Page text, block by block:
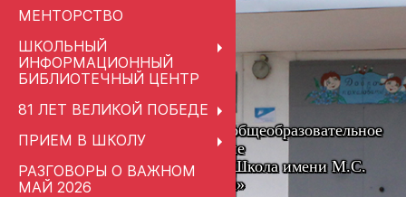
МЕНТОРСТВО
ШКОЛЬНЫЙ
ИНФОРМАЦИОННЫЙ
БИБЛИОТЕЧНЫЙ ЦЕНТР
81 ЛЕТ ВЕЛИКОЙ ПОБЕДЕ
ПРИЕМ В ШКОЛУ
РАЗГОВОРЫ О ВАЖНОМ
МАЙ 2026
Муниципальное автономное общеобразовательное
учреждение
«Привольненская Средняя Школа имени М.С.
Шумилова»